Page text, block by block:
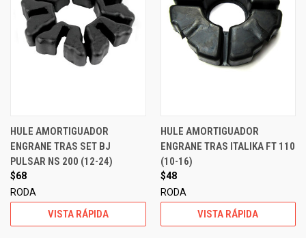
HULE AMORTIGUADOR
ENGRANE TRAS SET BJ
PULSAR NS 200 (12-24)
$68
RODA
VISTA RÁPIDA
HULE AMORTIGUADOR
ENGRANE TRAS ITALIKA FT 110
(10-16)
$48
RODA
VISTA RÁPIDA